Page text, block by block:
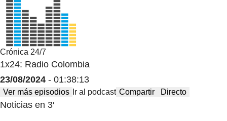
Crónica 24/7
1x24: Radio Colombia
23/08/2024 - 01:38:13
Ver más episodios Ir al podcast Compartir Directo
Noticias en 3′